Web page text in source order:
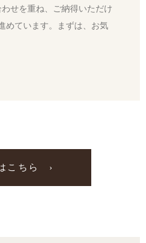
せを重ね、ご納得いただけ
めています。まずは、お気
こちら ›